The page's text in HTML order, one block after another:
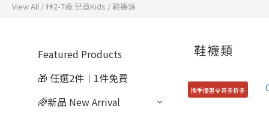
View All /👫2-7歲 兒童Kids /鞋襪類
Featured Products
🎁 任選2件｜1件免費
🌈新品 New Arrival
鞋襪類
換季優惠💎買多折多